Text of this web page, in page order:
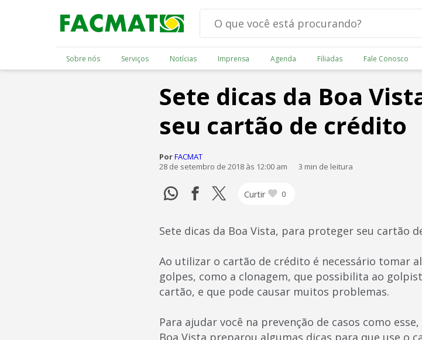
Sobre nós Serviços Notícias Imprensa Agenda Filiadas Fale Conosco
Sete dicas da Boa
seu cartão de crédito
PorFACMAT
28 de setembro de 2018 às 12:00 am
3 min de leitura
Curtir 0
Sete dicas da Boa Vista, para proteger seu cartão
Ao utilizar o cartão de crédito é necessário tomar
golpes, como a clonagem, que possibilita ao
cartão, e que pode causar muitos problemas.
Para ajudar você na prevenção de casos como
Boa Vista preparou algumas dicas para que use o